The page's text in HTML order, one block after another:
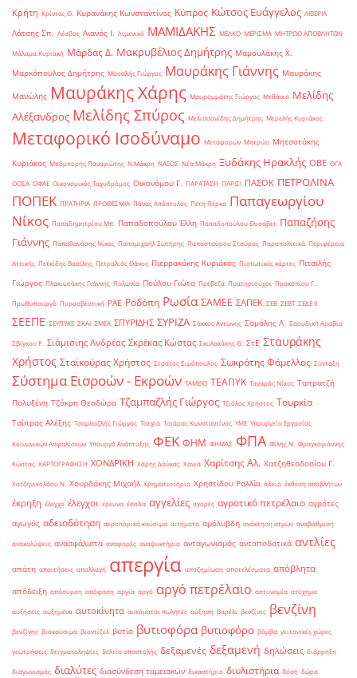
Κρήτη Κρίντας Θ. Κυρανάκης Κωνσταντίνος Κύπρος Κώτσος Ευάγγελος ΛΙΒΕΡΙΑ
Λάτσης Σπ. Λέσβος Λιανός Ι. Λιμενικό ΜΑΜΙΔΑΚΗΣ ΜΕΛΚΟ ΜΕΡΙΣΜΑ ΜΗΤΡΩΟ ΑΠΟΒΛΗΤΩΝ
Μάλαμα Κυριακή Μάρδας Δ. Μακρυβέλιος Δημήτρης Μαμουλάκης Χ.
Μαρκόπουλος Δημήτρης Μασαλής Γιώργος Μαυράκης Γιάννης Μαυράκης
Μανώλης Μαυράκης Χάρης Μαυρομμάτης Γιώργος Μεθάνιο Μελίδης
Αλέξανδρος Μελίδης Σπύρος Μελισσανίδης Δημήτρης Μερελής Κυριάκος
Μεταφορικό Ισοδύναμο Μεταφορών Μητρώο Μητσοτάκης
Κυριάκος Μπόμπορης Παναγιώτης Ν.Μάκρη ΝΑΞΟΣ Νέα Μάκρη Ξυδάκης Ηρακλής ΟΒΕ ΟΓΑ
ΟΟΣΑ ΟΦΑΕ Οικονομικός Ταχυδρόμος Οικονόμου Γ. ΠΑΡΑΤΑΣΗ ΠΑΡΙΣΙ ΠΑΣΟΚ ΠΕΤΡΟΛΙΝΑ
ΠΟΠΕΚ ΠΡΑΤΗΡΙΑ ΠΡΟΘΕΣΜΙΑ Πάνας Απόστολος Πέτη Πέρκα Παπαγεωργίου
Νίκος Παπαδημητρίου Μπ. Παπαδοπούλου Έλλη Παπαδοπούλου Ελισάβετ Παπαζήσης
Γιάννης Παπαθανάσης Νίκος Παπαμιχαήλ Σωτήρης Παπασταύρου Σταύρος Παραπολιτικά Περιφέρεια
Αττικής Πετκίδης Βασίλης Πετραλιάς Θάνος Πιερρακάκης Κυριάκος Πιστωτικές κάρτες Πιτσιλής
Γιώργος Πλακιωτάκης Γιάννης Πολωνία Πούλου Γιώτα Πρέβεζα Πρατηριούχοι Προκοπίου Γ.
Πρωθυπουργό Πυροσβεστική ΡΑΕ Ροδόπη Ρωσία ΣΑΜΕΕ ΣΑΠΕΚ ΣΕΒ ΣΕΒΤ ΣΕΔΕ ΙΙ
ΣΕΕΠΕ ΣΕΥΠΥΚΕ ΣΚΑΙ ΣΜΕΑ ΣΠΥΡΙΔΗΣ ΣΥΡΙΖΑ Σάκκος Αντώνης Σαμόλης Λ. Σαουδική Αραβία
Σβίγκου Ρ. Σιάμισιης Ανδρέας Σκρέκας Κώστας Σκυλακάκης Θ. ΣτΕ Σταυράκης
Χρήστος Σταϊκούρας Χρήστος Στράτος Σιμόπουλος Σωκράτης Φάμελλος Σύνταξη
Σύστημα Εισροών - Εκροών ΤΑΜΕΙΟ ΤΕΑΠΥΚ Ταγαράς Νίκος Ταπρατζή
Πολυξένη Τζάκρη Θεοδώρα Τζαμπαζλής Γιώργος Τζιόλας Χρήστος Τουρκία
Τσίπρας Αλέξης Τσαμπαζλής Γιώργος Τσεχία Τσιάρας Κωνσταντίνος ΥΜΕ Υπουργείο Εργασίας
Κοινωνικών Ασφαλίσεων Υπουργό Ανάπτυξης ΦΕΚ ΦΗΜ ΦΗΜΑΣ ΦΠΑ Φίλης Ν. Φραγκογιάννης
Κώστας ΧΑΡΤΟΓΡΑΦΗΣΗ ΧΟΝΔΡΙΚΗ Χάρης Δούκας Χανιά Χαρίτσης Αλ. Χατζηθεοδοσίου Γ.
Χατζηνικολάου Ν. Χουρδάκης Μιχαήλ Χρηματιστήριο Χρηστίδου Ραλλία άδεια έκθεση αποβλήτων
έκρηξη έλεγχο έλεγχοι έρευνα έσοδα αγγελίες αγορές αγροτικό πετρέλαιο αγρότες
αγωγός αδειοδότηση αεροπορικά καύσιμα αιτήματα αμόλυβδη ανάκτηση ατμών αναβάθμιση
ανακαλύψεις ανασφάλιστα αναφορές αναψυκτήρια ανταγωνισμός ανταποδοτικά αντλίες
απάτη απαιτήσεις απαλλαγή απεργία αποζημίωση αποτελέσματα απόβλητα
απόδειξη απόσυρση απόφαση αργία αργό αργό πετρέλαιο αστυνομία ατύχημα
αυξήσεις αυξημένα αυτοκίνητα αυτόματοι πωλητές αύξηση βαρέλι βενζίνες βενζίνη
βενζίνης βιοκαύσιμα βιοντίζελ βυτίο βυτιοφόρα βυτιοφόρο βόμβα γειτονικές χώρες
γεωτρήσεις δειγματοληψίες δελτίο αποστολής δεξαμενές δεξαμενή δηλώσεις διάρρηξη
διαγωνισμός διαλύτες διασύνδεση ταμειακών δικαστήριο διυλιστήρια δόση δώρα